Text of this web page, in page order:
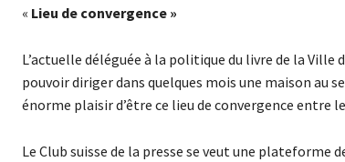
« Lieu de convergence »
L’actuelle déléguée à la politique du livre de la
pouvoir diriger dans quelques mois une maison au
énorme plaisir d’être ce lieu de convergence entre
Le Club suisse de la presse se veut une plateforme